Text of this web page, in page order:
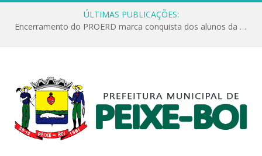
ÚLTIMAS PUBLICAÇÕES:
Encerramento do PROERD marca conquista dos alunos da Escola Jonathas Pontes Athias